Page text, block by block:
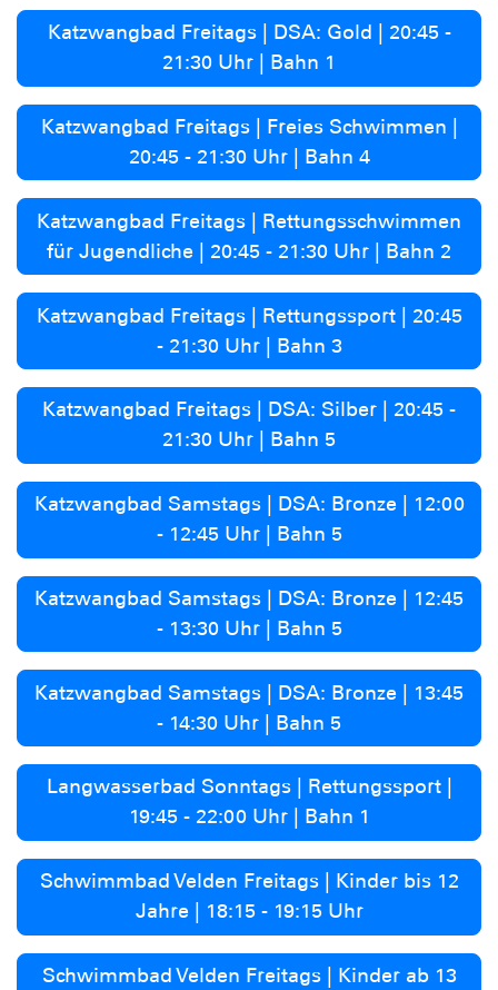
Katzwangbad Freitags | DSA: Gold | 20:45 -
21:30 Uhr | Bahn 1
Katzwangbad Freitags | Freies Schwimmen |
20:45 - 21:30 Uhr | Bahn 4
Katzwangbad Freitags | Rettungsschwimmen
für Jugendliche | 20:45 - 21:30 Uhr | Bahn 2
Katzwangbad Freitags | Rettungssport | 20:45
- 21:30 Uhr | Bahn 3
Katzwangbad Freitags | DSA: Silber | 20:45 -
21:30 Uhr | Bahn 5
Katzwangbad Samstags | DSA: Bronze | 12:00
- 12:45 Uhr | Bahn 5
Katzwangbad Samstags | DSA: Bronze | 12:45
- 13:30 Uhr | Bahn 5
Katzwangbad Samstags | DSA: Bronze | 13:45
- 14:30 Uhr | Bahn 5
Langwasserbad Sonntags | Rettungssport |
19:45 - 22:00 Uhr | Bahn 1
Schwimmbad Velden Freitags | Kinder bis 12
Jahre | 18:15 - 19:15 Uhr
Schwimmbad Velden Freitags | Kinder ab 13